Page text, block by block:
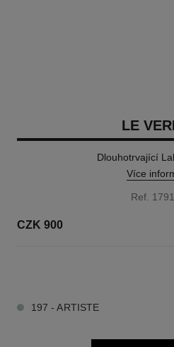
LE
Dlouhotrvající
Více
Ref.
CZK 900
197 - ARTISTE